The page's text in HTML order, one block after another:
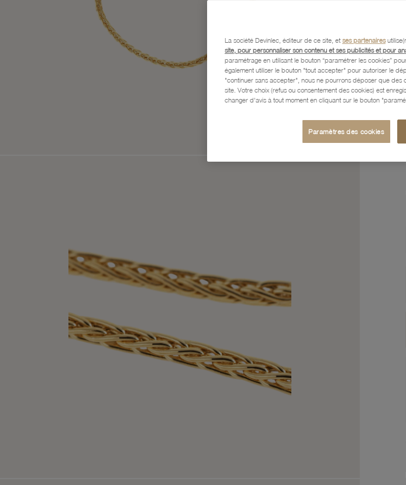
La société Devinlec, éditeur de ce site, et ses partenaires
site, pour personnaliser son contenu et ses publicités et pour
paramétrage en utilisant le bouton “paramétrer les cookies”
également utiliser le bouton "tout accepter" pour autoriser le
"continuer sans accepter", nous ne pourrons déposer que des
site. Votre choix (refus ou consentement des cookies) est
changer d'avis à tout moment en cliquant sur le bouton
Paramètres des cookies